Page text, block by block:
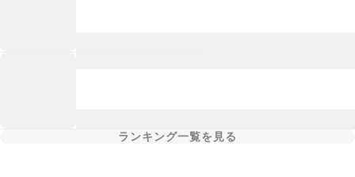
ランキング一覧を見る